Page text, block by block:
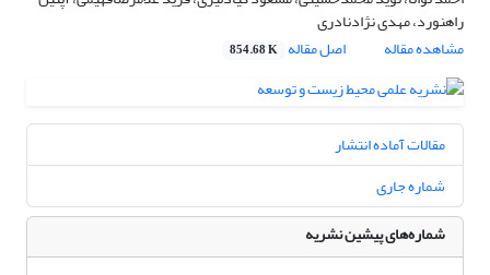
راهنورد، مهدی نژادنادری
مشاهده مقاله
اصل مقاله 854.68 K
مقالات آماده انتشار
شماره جاری
شماره‌های پیشین نشریه